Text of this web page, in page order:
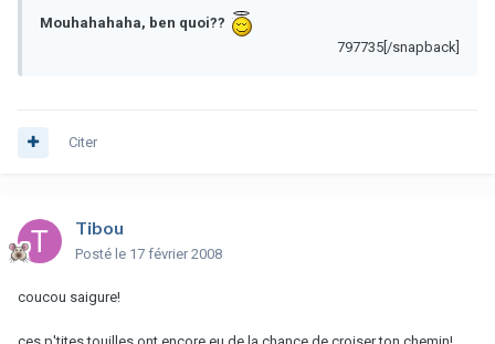
Mouhahahaha, ben quoi??
797735[/snapback]
Citer
Tibou
Posté le 17 février 2008
coucou saigure!